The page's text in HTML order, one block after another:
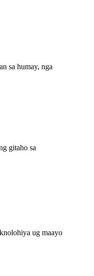
sa humay, nga
gitaho sa
ug maayo